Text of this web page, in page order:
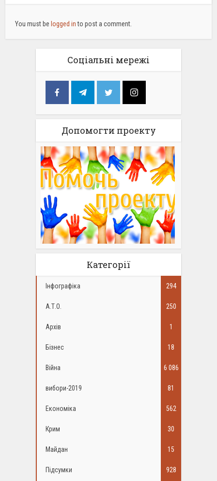
You must be logged into post a comment.
Соціальні мережі
Допомогти проекту
Категорії
Інфографіка 294
А.Т.О. 250
Архів 1
Бізнес 18
Війна 6 086
вибори-2019 81
Економіка 562
Крим 30
Майдан 15
Підсумки 928